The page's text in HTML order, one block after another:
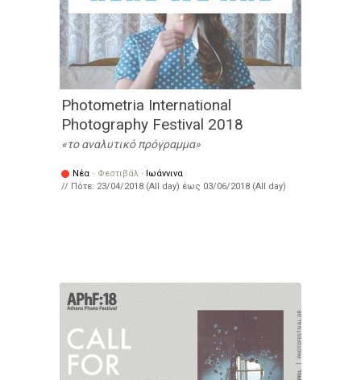
Photometria International
Photography Festival 2018
το αναλυτικό πρόγραμμα
Νέα · Φεστιβάλ ·
Ιωάννινα
// Πότε: 23/04/2018 (All day) έως 03/06/2018 (All day)